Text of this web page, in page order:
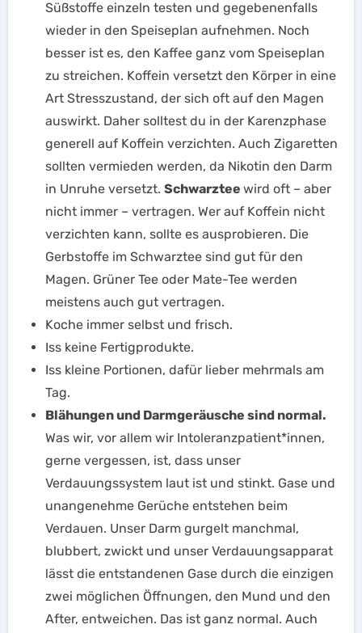
Süßstoffe einzeln testen und gegebenenfalls
wieder in den Speiseplan aufnehmen. Noch
besser ist es, den Kaffee ganz vom Speiseplan
zu streichen. Koffein versetzt den Körper in eine
Art Stresszustand, der sich oft auf den Magen
auswirkt. Daher solltest du in der Karenzphase
generell auf Koffein verzichten. Auch Zigaretten
sollten vermieden werden, da Nikotin den Darm
in Unruhe versetzt. Schwarztee wird oft – aber
nicht immer – vertragen. Wer auf Koffein nicht
verzichten kann, sollte es ausprobieren. Die
Gerbstoffe im Schwarztee sind gut für den
Magen. Grüner Tee oder Mate-Tee werden
meistens auch gut vertragen.
Koche immer selbst und frisch.
Iss keine Fertigprodukte.
Iss kleine Portionen, dafür lieber mehrmals am
Tag.
Blähungen und Darmgeräusche sind normal.
Was wir, vor allem wir Intoleranzpatient*innen,
gerne vergessen, ist, dass unser
Verdauungssystem laut ist und stinkt. Gase und
unangenehme Gerüche entstehen beim
Verdauen. Unser Darm gurgelt manchmal,
blubbert, zwickt und unser Verdauungsapparat
lässt die entstandenen Gase durch die einzigen
zwei möglichen Öffnungen, den Mund und den
After, entweichen. Das ist ganz normal. Auch